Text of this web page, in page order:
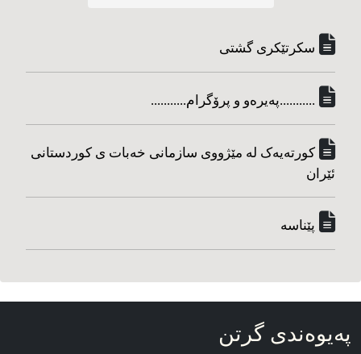
سکرتێکری گشتی
...........په‌یره‌و و پرۆگرام...........
کورته‌یه‌ک له مێژووی سازمانی خه‌بات ی کوردستانی
ئێران
پێناسه‌
په‌یوه‌ندی گرتن